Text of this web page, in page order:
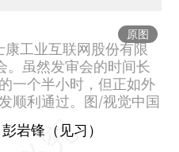
原图
工业互联网股份有限
。虽然发审会的时间长
一个半小时，但正如外
顺利通过。图/视觉中国
岩锋（见习）